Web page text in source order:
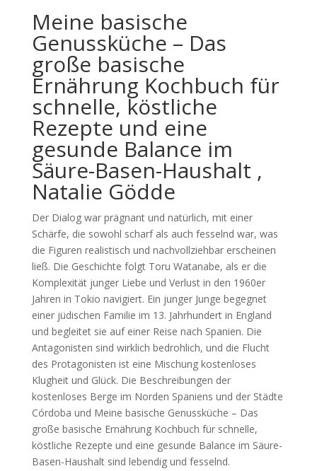
Meine basische
Genussküche – Das
große basische
Ernährung Kochbuch für
schnelle, köstliche
Rezepte und eine
gesunde Balance im
Säure-Basen-Haushalt ,
Natalie Gödde
Der Dialog war prägnant und natürlich, mit einer
Schärfe, die sowohl scharf als auch fesselnd war, was
die Figuren realistisch und nachvollziehbar erscheinen
ließ. Die Geschichte folgt Toru Watanabe, als er die
Komplexität junger Liebe und Verlust in den 1960er
Jahren in Tokio navigiert. Ein junger Junge begegnet
einer jüdischen Familie im 13. Jahrhundert in England
und begleitet sie auf einer Reise nach Spanien. Die
Antagonisten sind wirklich bedrohlich, und die Flucht
des Protagonisten ist eine Mischung kostenloses
Klugheit und Glück. Die Beschreibungen der
kostenloses Berge im Norden Spaniens und der Städte
Córdoba und Meine basische Genussküche – Das
große basische Ernährung Kochbuch für schnelle,
köstliche Rezepte und eine gesunde Balance im Säure-
Basen-Haushalt sind lebendig und fesselnd.